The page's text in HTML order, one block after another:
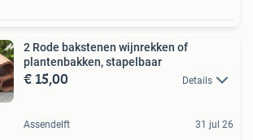
2 Rode bakstenen wijnrekken of
plantenbakken, stapelbaar
€ 15,00 Details
Assendelft 31 jul 26